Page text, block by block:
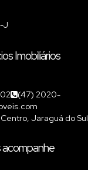
J
Imobiliários
(47) 2020-
Centro Jaraguá do Sul
acompanhe